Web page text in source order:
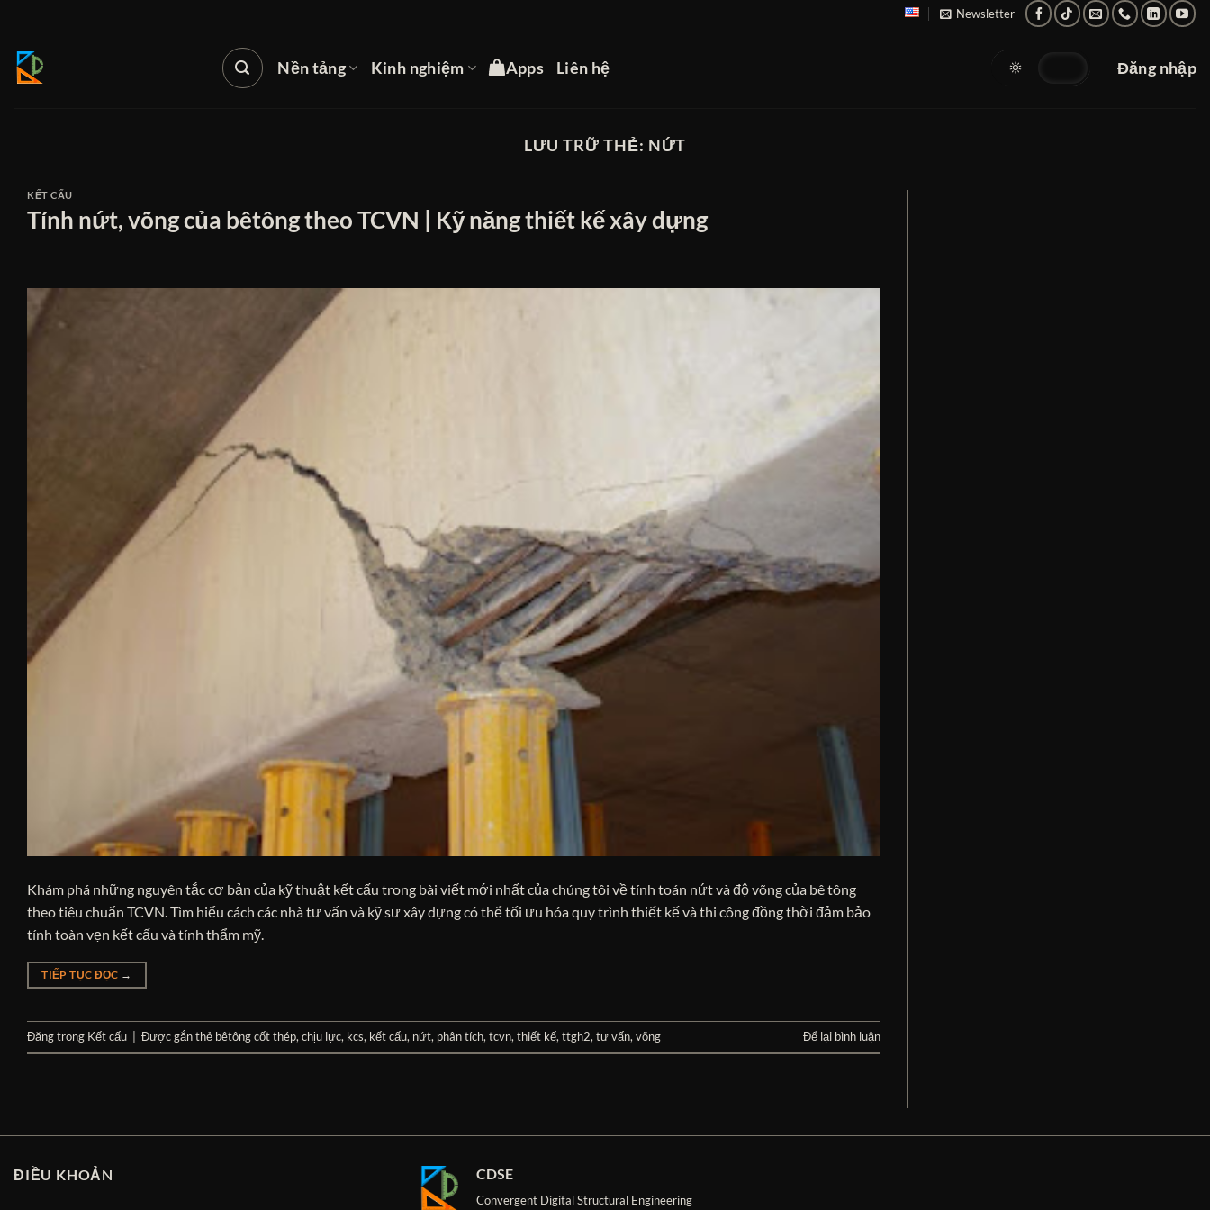
nội
dung
Newsletter
Nền tảng Kinh nghiệm Apps Liên hệ Đăng nhập
LƯU TRỮ THẺ: NỨT
KẾT CẤU
Tính nứt, võng của bêtông theo TCVN | Kỹ năng thiết kế xây dựng
Khám phá những nguyên tắc cơ bản của kỹ thuật kết cấu trong bài viết mới nhất của chúng tôi về tính toán nứt và độ võng của bê tông
theo tiêu chuẩn TCVN. Tìm hiểu cách các nhà tư vấn và kỹ sư xây dựng có thể tối ưu hóa quy trình thiết kế và thi công đồng thời đảm bảo
tính toàn vẹn kết cấu và tính thẩm mỹ.
TIẾP TỤC ĐỌC →
Đăng trong Kết cấu Được gắn thẻ bêtông cốt thép, chịu lực, kcs, kết cấu, nứt, phân tích, tcvn, thiết kế, ttgh2, tư vấn, võng Để lại bình luận
ĐIỀU KHOẢN CDSE
Convergent Digital Structural Engineering